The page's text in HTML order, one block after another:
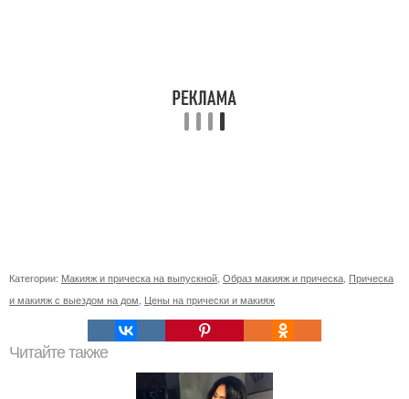
Категории: Макияж и прическа на выпускной Образ макияж и прическа Прическа
и макияж с выездом на дом Цены на прически и макияж
Читайте также